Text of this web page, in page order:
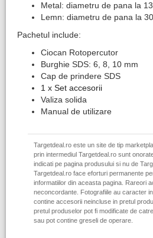
Metal: diametru de pana la
Lemn: diametru de pana la
Pachetul include:
Ciocan Rotopercutor
Burghie SDS: 6, 8, 10 mm
Cap de prindere SDS
1 x Set accesorii
Valiza solida
Manual de utilizare
Targetdeal.ro este un site de tip
prin intermediul Targetdeal.ro sunt
indicati pe pagina produsului si nu de
Targetdeal.ro face eforturi permanente
informatiilor din aceasta pagina. Rareori
neconcordante. Fotografiile au caracter
contine accesorii neincluse in pretul
pretul produselor pot fi modificate de
sau pot contine greseli de operare.